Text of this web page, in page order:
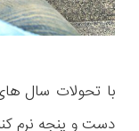
با تحولات سال
دست و پنجه نرم